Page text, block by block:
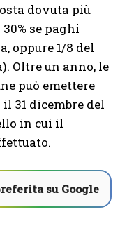
dovuta più
se paghi
oppure 1/8 del
Oltre un anno, le
può emettere
31 dicembre del
in cui il
su Google